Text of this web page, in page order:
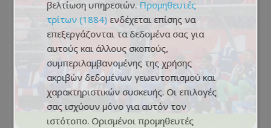
βελτίωση υπηρεσιών. Προμηθευτές
τρίτων (1884) ενδέχεται επίσης να
επεξεργάζονται τα δεδομένα σας για
αυτούς και άλλους σκοπούς,
συμπεριλαμβανομένης της χρήσης
ακριβών δεδομένων γεωεντοπισμού και
χαρακτηριστικών συσκευής. Οι επιλογές
σας ισχύουν μόνο για αυτόν τον
ιστότοπο. Ορισμένοι προμηθευτές